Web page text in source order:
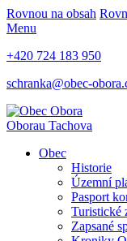
Rovnou na obsah
Menu
+420 724 183 950
schranka@obec-
Oborau Tachova
Obec
Historie
Územní
Pasport
Turistické
Zapsané